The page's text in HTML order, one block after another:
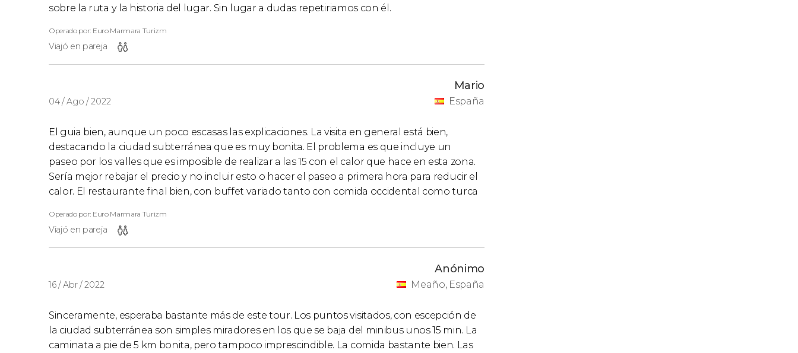
sobre la ruta y la historia del lugar. Sin lugar a dudas repetiriamos con él.
Operado por: Euro Marmara Turizm
Viajó en pareja
04 / Ago / 2022
Mario
España
El guia bien, aunque un poco escasas las explicaciones. La visita en general está bien,
destacando la ciudad subterránea que es muy bonita. El problema es que incluye un
paseo por los valles que es imposible de realizar a las 15 con el calor que hace en esta zona.
Sería mejor rebajar el precio y no incluir esto o hacer el paseo a primera hora para reducir el
calor. El restaurante final bien, con buffet variado tanto con comida occidental como turca
Operado por: Euro Marmara Turizm
Viajó en pareja
16 / Abr / 2022
Anónimo
Meaño, España
Sinceramente, esperaba bastante más de este tour. Los puntos visitados, con escepción de
la ciudad subterránea son simples miradores en los que se baja del minibus unos 15 min. La
caminata a pie de 5 km bonita, pero tampoco imprescindible. La comida bastante bien. Las